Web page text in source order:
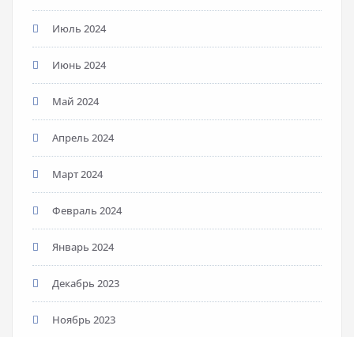
Июль 2024
Июнь 2024
Май 2024
Апрель 2024
Март 2024
Февраль 2024
Январь 2024
Декабрь 2023
Ноябрь 2023